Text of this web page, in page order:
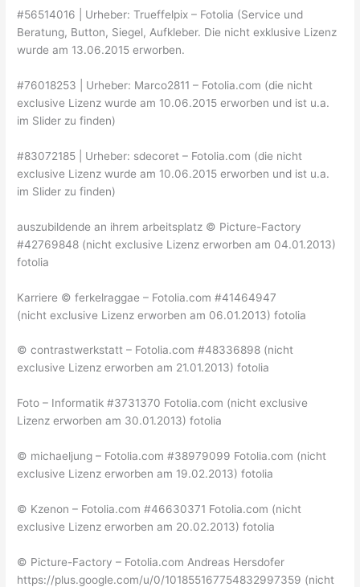
#56514016 | Urheber: Trueffelpix – Fotolia (Service und
Beratung, Button, Siegel, Aufkleber. Die nicht exklusive Lizenz
wurde am 13.06.2015 erworben.
#76018253 | Urheber: Marco2811 – Fotolia.com (die nicht
exclusive Lizenz wurde am 10.06.2015 erworben und ist u.a.
im Slider zu finden)
#83072185 | Urheber: sdecoret – Fotolia.com (die nicht
exclusive Lizenz wurde am 10.06.2015 erworben und ist u.a.
im Slider zu finden)
auszubildende an ihrem arbeitsplatz © Picture-Factory
#42769848 (nicht exclusive Lizenz erworben am 04.01.2013)
fotolia
Karriere © ferkelraggae – Fotolia.com #41464947
(nicht exclusive Lizenz erworben am 06.01.2013) fotolia
© contrastwerkstatt – Fotolia.com #48336898 (nicht
exclusive Lizenz erworben am 21.01.2013) fotolia
Foto – Informatik #3731370 Fotolia.com (nicht exclusive
Lizenz erworben am 30.01.2013) fotolia
© michaeljung – Fotolia.com #38979099 Fotolia.com (nicht
exclusive Lizenz erworben am 19.02.2013) fotolia
© Kzenon – Fotolia.com #46630371 Fotolia.com (nicht
exclusive Lizenz erworben am 20.02.2013) fotolia
© Picture-Factory – Fotolia.com Andreas Hersdofer
https://plus.google.com/u/0/101855167754832997359 (nicht